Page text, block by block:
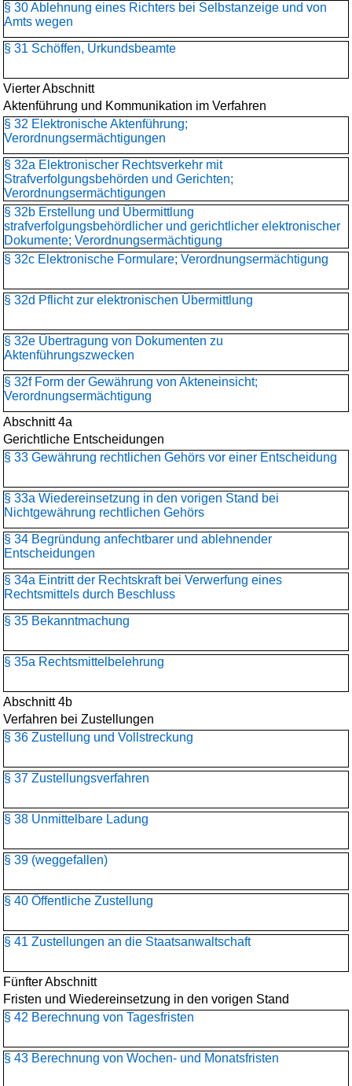
§ 30 Ablehnung eines Richters bei Selbstanzeige und von
Amts wegen
§ 31 Schöffen, Urkundsbeamte
Vierter Abschnitt
Aktenführung und Kommunikation im Verfahren
§ 32 Elektronische Aktenführung;
Verordnungsermächtigungen
§ 32a Elektronischer Rechtsverkehr mit
Strafverfolgungsbehörden und Gerichten;
Verordnungsermächtigungen
§ 32b Erstellung und Übermittlung
strafverfolgungsbehördlicher und gerichtlicher elektronischer
Dokumente; Verordnungsermächtigung
§ 32c Elektronische Formulare; Verordnungsermächtigung
§ 32d Pflicht zur elektronischen Übermittlung
§ 32e Übertragung von Dokumenten zu
Aktenführungszwecken
§ 32f Form der Gewährung von Akteneinsicht;
Verordnungsermächtigung
Abschnitt 4a
Gerichtliche Entscheidungen
§ 33 Gewährung rechtlichen Gehörs vor einer Entscheidung
§ 33a Wiedereinsetzung in den vorigen Stand bei
Nichtgewährung rechtlichen Gehörs
§ 34 Begründung anfechtbarer und ablehnender
Entscheidungen
§ 34a Eintritt der Rechtskraft bei Verwerfung eines
Rechtsmittels durch Beschluss
§ 35 Bekanntmachung
§ 35a Rechtsmittelbelehrung
Abschnitt 4b
Verfahren bei Zustellungen
§ 36 Zustellung und Vollstreckung
§ 37 Zustellungsverfahren
§ 38 Unmittelbare Ladung
§ 39 (weggefallen)
§ 40 Öffentliche Zustellung
§ 41 Zustellungen an die Staatsanwaltschaft
Fünfter Abschnitt
Fristen und Wiedereinsetzung in den vorigen Stand
§ 42 Berechnung von Tagesfristen
§ 43 Berechnung von Wochen- und Monatsfristen